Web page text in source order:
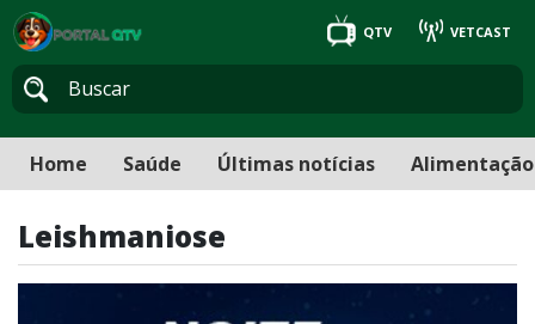
QTV VETCAST
Home Saúde Últimas notícias Alimentação
Leishmaniose